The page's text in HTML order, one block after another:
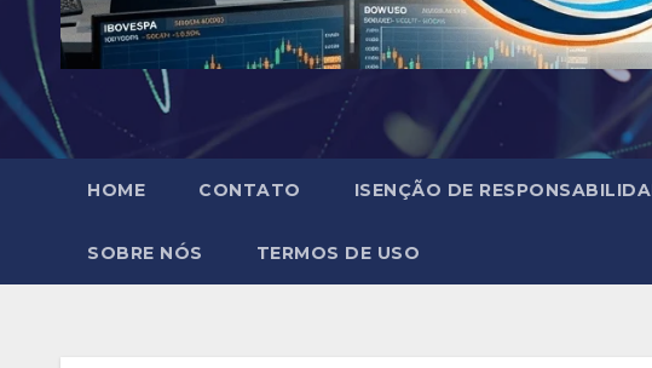
HOME CONTATO ISENÇÃO DE
SOBRE NÓS TERMOS DE USO